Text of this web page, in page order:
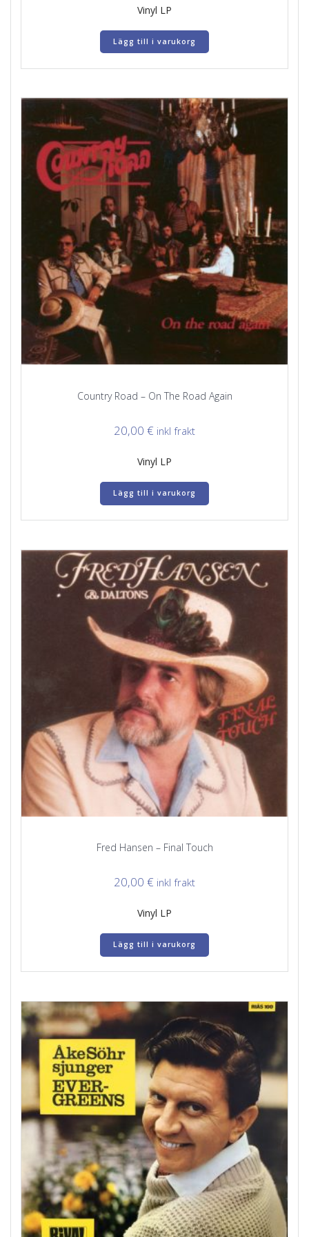
Vinyl LP
Lägg till i varukorg
Country Road – On The Road Again
20,00 € inkl frakt
Vinyl LP
Lägg till i varukorg
Fred Hansen – Final Touch
20,00 € inkl frakt
Vinyl LP
Lägg till i varukorg